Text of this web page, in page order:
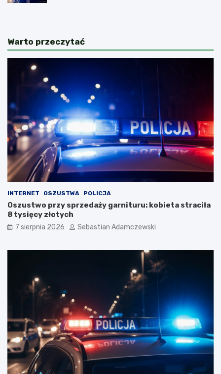
Warto przeczytać
INTERNET OSZUSTWA POLICJA
Oszustwo przy sprzedaży garnituru: kobieta straciła
8 tysięcy złotych
7 sierpnia 2026 Sebastian Adamczewski